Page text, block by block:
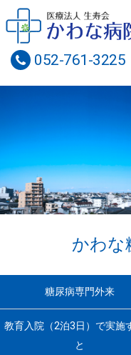
052-761-3225
かわな
糖尿病専門外来
教育入院（2泊3日）で実施
と